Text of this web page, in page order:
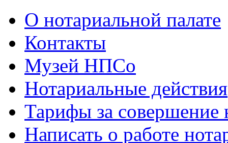
О нотариальной палате
Контакты
Музей НПСо
Нотариальные действия
Тарифы за совершение
Написать о работе